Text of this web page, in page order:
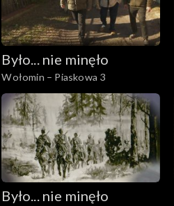
Było... nie minęło
Wołomin – Piaskowa 3
Było... nie minęło